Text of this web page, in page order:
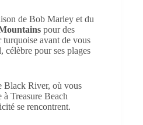
de Bob Marley et du
pour des
turquoise avant de vous
célèbre pour ses plages
Black River, où vous
Treasure Beach
se rencontrent.